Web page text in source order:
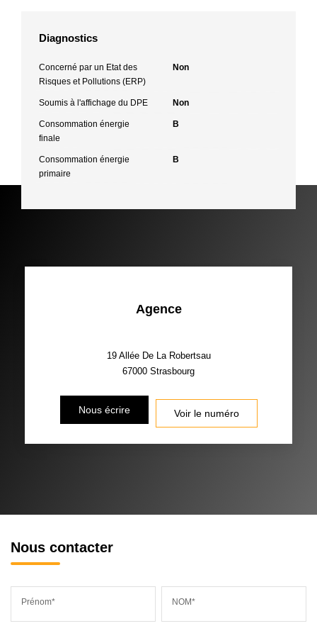
Diagnostics
Concerné par un Etat des
Risques et Pollutions (ERP)
Non
Soumis à l'affichage du DPE Non
Consommation énergie
finale
B
Consommation énergie
primaire
B
Agence
19 Allée De La Robertsau
67000 Strasbourg
Nous écrire Voir le numéro
Nous contacter
Prénom* NOM*